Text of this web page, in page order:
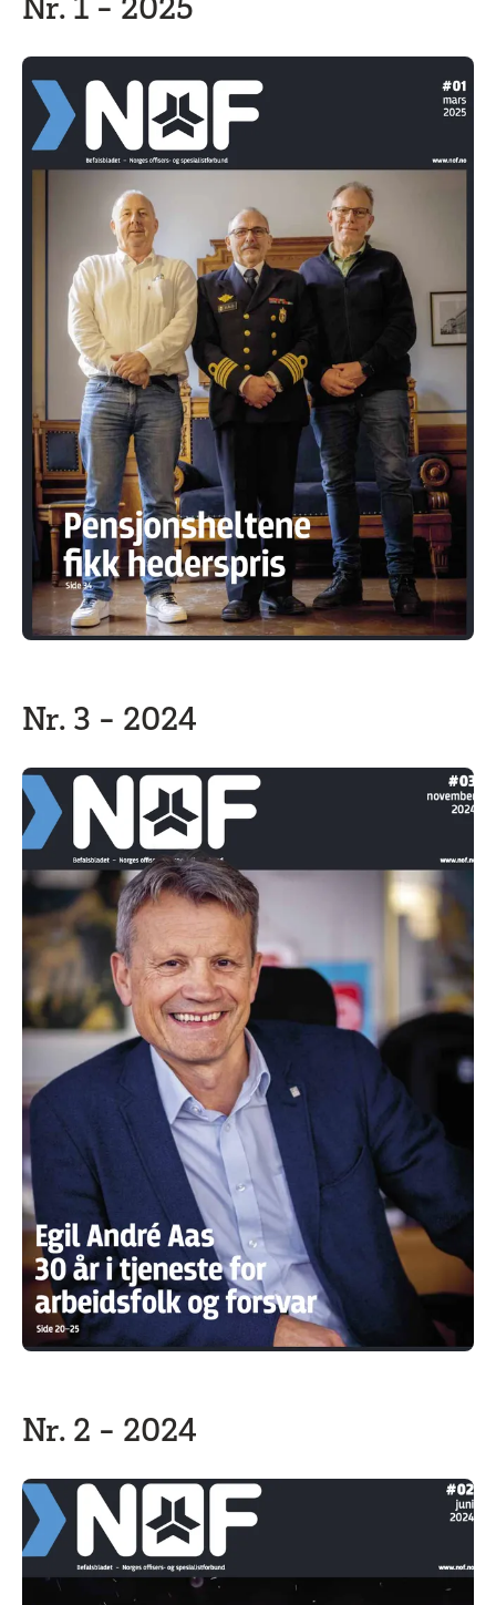
Nr. 3 - 2024
Nr. 2 - 2024